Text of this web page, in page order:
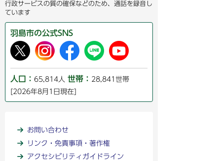
行政サービスの質の確保などのため、通話を録音し
ています
羽島市の公式SNS
人口： 65,814人 世帯： 28,841世帯
[2026年8月1日現在]
お問い合わせ
リンク・免責事項・著作権
アクセシビリティガイドライン